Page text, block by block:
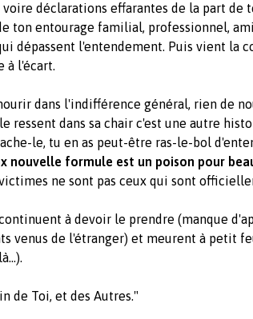
déclarations effarantes de la part de
ton entourage familial, professionnel,
dépassent l'entendement. Puis vient la
à l'écart.
dans l'indifférence général, rien de
ressent dans sa chair c'est une autre
le, tu en as peut-être ras-le-bol
nouvelle formule est un poison pour
ne sont pas ceux qui sont
à devoir le prendre (manque
venus de l'étranger) et meurent à petit
de Toi, et des Autres."